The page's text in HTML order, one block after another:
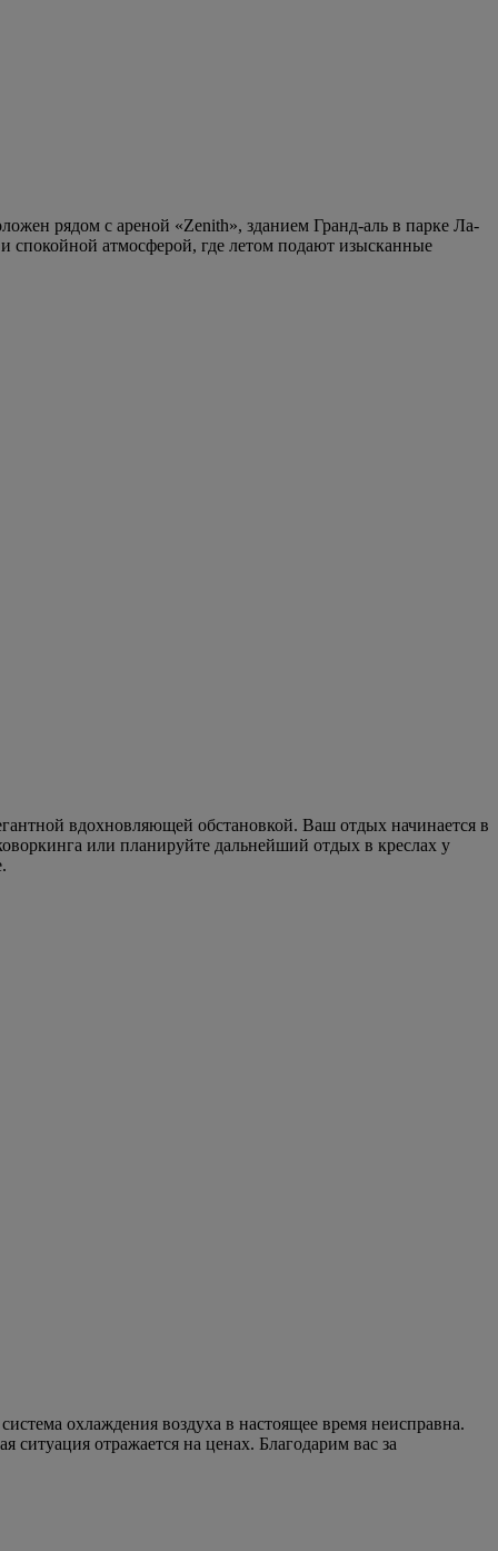
рядом с ареной «Zenith», зданием Гранд-аль в парке Ла-
спокойной атмосферой, где летом подают изысканные
вдохновляющей обстановкой. Ваш отдых начинается в
или планируйте дальнейший отдых в креслах у
охлаждения воздуха в настоящее время неисправна.
отражается на ценах. Благодарим вас за